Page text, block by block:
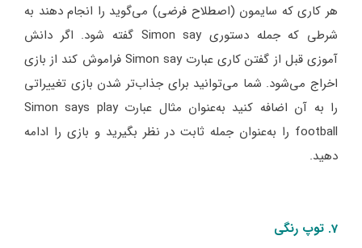
هر کاری که سایمون (اصطلاح فرضی) می‌گوید را انجام دهند به
شرطی که جمله دستوری Simon say گفته شود. اگر دانش
آموزی قبل از گفتن کاری عبارت Simon say فراموش کند از بازی
اخراج می‌شود. شما می‌توانید برای جذاب‌تر شدن بازی تغییراتی
را به آن اضافه کنید به‌عنوان مثال عبارت Simon says play
football را به‌عنوان جمله ثابت در نظر بگیرید و بازی را ادامه
دهید.
7. توپ رنگی